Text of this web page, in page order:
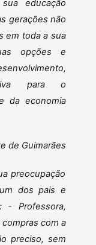
educação
gerações não
em toda a sua
opções e
para o
da economia
de Guimarães
preocupação
dos pais e
- Professora,
com a
preciso, sem